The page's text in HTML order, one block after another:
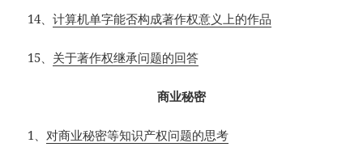
14、计算机单字能否构成著作权意义上的作品
15 关于著作权继承问题的回答
商业秘密
1 对商业秘密等知识产权问题的思考